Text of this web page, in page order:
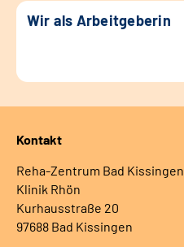
Wir als Arbeitgeberin
Kontakt
Reha-Zentrum Bad Kissingen
Klinik Rhön
Kurhausstraße 20
97688 Bad Kissingen